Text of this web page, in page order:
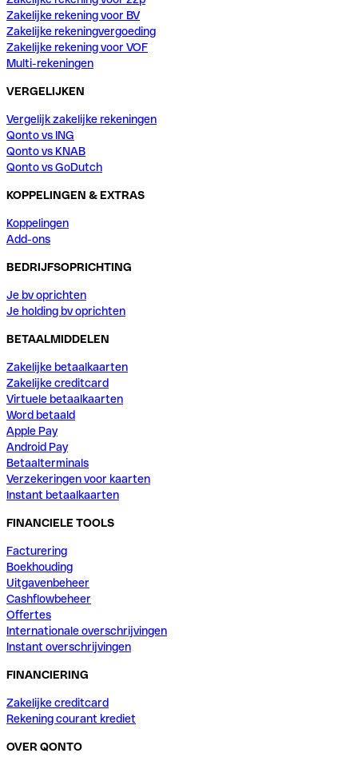
Zakelijke rekening voor BV
Zakelijke rekeningvergoeding
Zakelijke rekening voor VOF
Multi-rekeningen
VERGELIJKEN
Vergelijk zakelijke rekeningen
Qonto vs ING
Qonto vs KNAB
Qonto vs GoDutch
KOPPELINGEN & EXTRAS
Koppelingen
Add-ons
BEDRIJFSOPRICHTING
Je bv oprichten
Je holding bv oprichten
BETAALMIDDELEN
Zakelijke betaalkaarten
Zakelijke creditcard
Virtuele betaalkaarten
Word betaald
Apple Pay
Android Pay
Betaalterminals
Verzekeringen voor kaarten
Instant betaalkaarten
FINANCIELE TOOLS
Facturering
Boekhouding
Uitgavenbeheer
Cashflowbeheer
Offertes
Internationale overschrijvingen
Instant overschrijvingen
FINANCIERING
Zakelijke creditcard
Rekening courant krediet
OVER QONTO